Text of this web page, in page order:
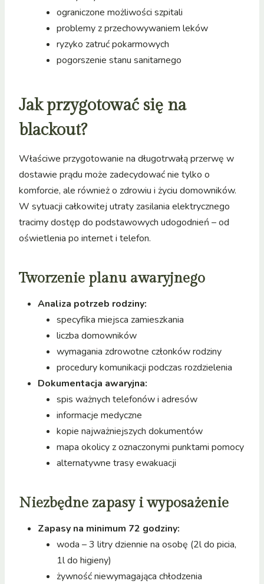
ograniczone możliwości szpitali
problemy z przechowywaniem leków
ryzyko zatruć pokarmowych
pogorszenie stanu sanitarnego
Jak przygotować się na
blackout?
Właściwe przygotowanie na długotrwałą przerwę w
dostawie prądu może zadecydować nie tylko o
komforcie, ale również o zdrowiu i życiu domowników.
W sytuacji całkowitej utraty zasilania elektrycznego
tracimy dostęp do podstawowych udogodnień – od
oświetlenia po internet i telefon.
Tworzenie planu awaryjnego
Analiza potrzeb rodziny:
specyfika miejsca zamieszkania
liczba domowników
wymagania zdrowotne członków rodziny
procedury komunikacji podczas rozdzielenia
Dokumentacja awaryjna:
spis ważnych telefonów i adresów
informacje medyczne
kopie najważniejszych dokumentów
mapa okolicy z oznaczonymi punktami pomocy
alternatywne trasy ewakuacji
Niezbędne zapasy i wyposażenie
Zapasy na minimum 72 godziny:
woda – 3 litry dziennie na osobę (2l do picia,
1l do higieny)
żywność niewymagająca chłodzenia